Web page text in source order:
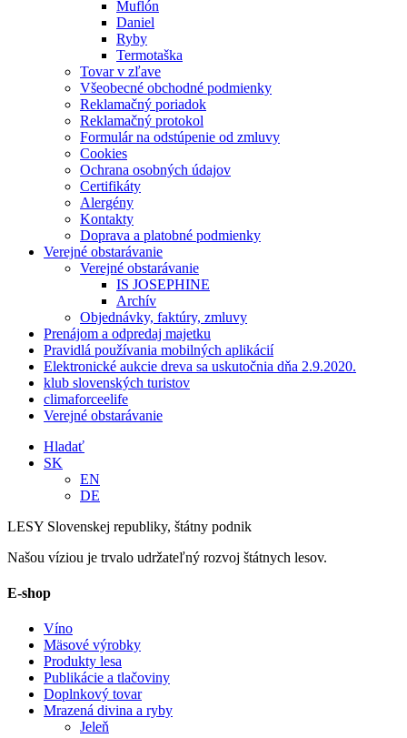
Muflón
Daniel
Ryby
Termotaška
Tovar v zľave
Všeobecné obchodné podmienky
Reklamačný poriadok
Reklamačný protokol
Formulár na odstúpenie od zmluvy
Cookies
Ochrana osobných údajov
Certifikáty
Alergény
Kontakty
Doprava a platobné podmienky
Verejné obstarávanie
Verejné obstarávanie
IS JOSEPHINE
Archív
Objednávky, faktúry, zmluvy
Prenájom a odpredaj majetku
Pravidlá používania mobilných aplikácií
Elektronické aukcie dreva sa uskutočnia dňa 2.9.2020.
klub slovenských turistov
climaforceelife
Verejné obstarávanie
Hladať
SK
EN
DE
LESY Slovenskej republiky, štátny podnik
Našou víziou je trvalo udržateľný rozvoj štátnych lesov.
E-shop
Víno
Mäsové výrobky
Produkty lesa
Publikácie a tlačoviny
Doplnkový tovar
Mrazená divina a ryby
Jeleň